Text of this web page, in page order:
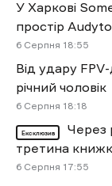
У Харкові
простір
6 Cерпня 18:55
Від удару
річний чоловік
6 Cерпня 18:18
Ексклюзив
Через
третина
6 Cерпня 17:55